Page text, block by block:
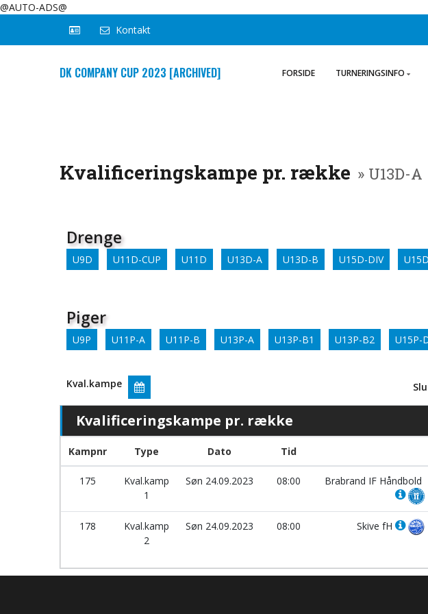
@AUTO-ADS@
Kontakt
DK COMPANY CUP 2023 [ARCHIVED] FORSIDE TURNERINGSINFO
Kvalificeringskampe pr. række » U13D-A
Drenge
U9D U11D-CUP U11D U13D-A U13D-B U15D-DIV
Piger
U9P U11P-A U11P-B U13P-A U13P-B1 U13P-B2 U15P-
Kval.kampe
Kvalificeringskampe pr. række
Kampnr Type Dato Tid
175
Kval.kamp
1
Søn 24.09.2023 08:00 Brabrand IF Håndbold
178
Kval.kamp
2
Søn 24.09.2023 08:00 Skive fH